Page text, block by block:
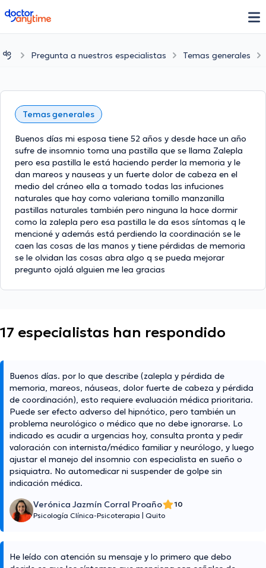
doctoranytime
Pregunta a nuestros especialistas Temas generales
Temas generales
Buenos días mi esposa tiene 52 años y desde hace un año
sufre de insomnio toma una pastilla que se llama Zalepla
pero esa pastilla le está haciendo perder la memoria y le
dan mareos y nauseas y un fuerte dolor de cabeza en el
medio del cráneo ella a tomado todas las infuciones
naturales que hay como valeriana tomillo manzanilla
pastillas naturales también pero ninguna la hace dormir
como la zalepla pero esa pastilla le da esos síntomas q le
mencioné y además está perdiendo la coordinación se le
caen las cosas de las manos y tiene pérdidas de memoria
se le olvidan las cosas abra algo q se pueda mejorar
pregunto ojalá alguien me lea gracias
17 especialistas han respondido
Buenos días. por lo que describe (zalepla y pérdida de
memoria, mareos, náuseas, dolor fuerte de cabeza y pérdida
de coordinación), esto requiere evaluación médica prioritaria.
Puede ser efecto adverso del hipnótico, pero también un
problema neurológico o médico que no debe ignorarse. Lo
indicado es acudir a urgencias hoy, consulta pronta y pedir
valoración con internista/médico familiar y neurólogo, y luego
ajustar el manejo del insomnio con especialista en sueño o
psiquiatra. No automedicar ni suspender de golpe sin
indicación médica.
Verónica Jazmín Corral Proaño
10
Psicología Clínica-Psicoterapia
Quito
He leído con atención su mensaje y lo primero que debo